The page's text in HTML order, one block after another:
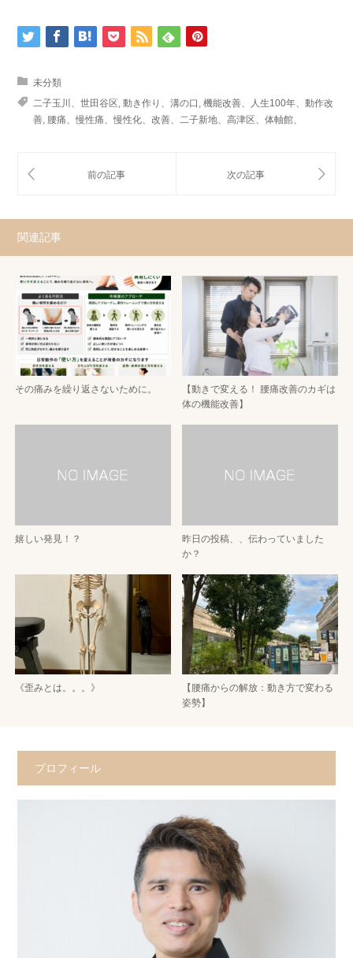
未分類
二子玉川、世田谷区, 動き作り、溝の口 , 機能改善、人生100年、動作改
善, 腰痛、慢性痛、慢性化、改善、二子新地、高津区、体軸館、
関連記事
その痛みを繰り返さないために。
【動きで変える！ 腰痛改善のカギは
体の機能改善】
嬉しい発見！？
昨日の投稿、、伝わっていました
か？
《歪みとは。。。》
【腰痛からの解放：動き方で変わる
姿勢】
プロフィール